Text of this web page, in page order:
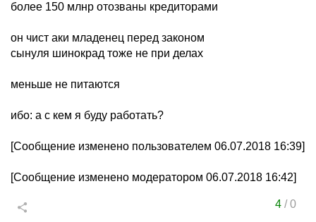
более 150 млнр отозваны кредиторами
он чист аки младенец перед законом
сынуля шинокрад тоже не при делах
меньше не питаются
ибо: а с кем я буду работать?
[Сообщение изменено пользователем 06.07.2018 16:39]
[Сообщение изменено модератором 06.07.2018 16:42]
4/0